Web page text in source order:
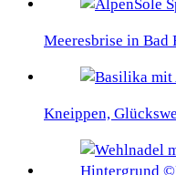
Meeresbrise in Bad
Kneippen,